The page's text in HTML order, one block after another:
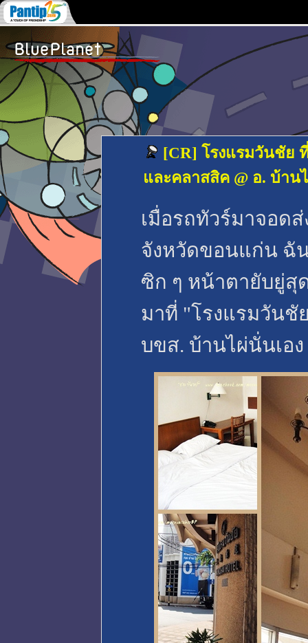
[CR] โรงแรมวันชัย
และคลาสสิค @ อ. บ้า
เมื่อรถทัวร์มาจอด
จังหวัดขอนแก่น ฉั
ซิก ๆ หน้าตายับยู่สุ
มาที่ "โรงแรมวันชั
บขส. บ้านไผ่นั่นเอง